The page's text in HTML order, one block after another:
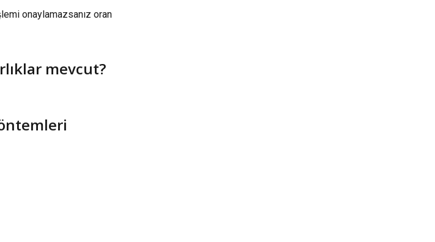
onaylamazsanız oran
mevcut?